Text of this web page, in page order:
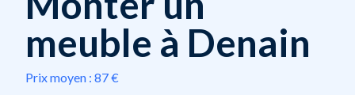
meuble à Denain
Prix moyen : 87 €